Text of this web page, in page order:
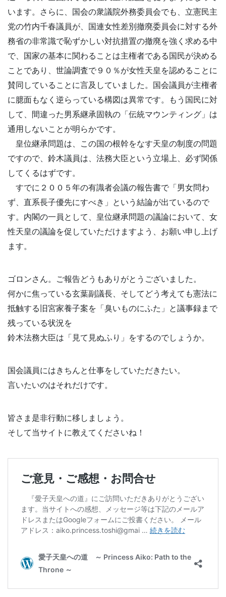
います。さらに、国会の衆議院外務委員会でも、立憲民主
党の竹内千春議員が、国連女性差別撤廃委員会に対する外
務省の非常識で恥ずかしい対抗措置の撤廃を強く求める中
で、国家の基本に関わることは主権者である国民が決める
ことであり、世論調査で９０％が女性天皇を認めることに
賛同していることに言及していました。国会議員が主権者
に臆面もなく逆らっている構図は異常です。もう国民に対
して、間違った男系継承固執の「伝統マウンティング」は
通用しないことが明らかです。
皇位継承問題は、この国の根幹をなす天皇の制度の問題
ですので、鈴木議員は、法務大臣という立場上、必ず関係
してくるはずです。
すでに２００５年の有識者会議の報告書で「男女問わ
ず、直系長子優先にすべき」という結論が出ているので
す。内閣の一員として、皇位継承問題の議論において、女
性天皇の議論を促していただけますよう、お願い申し上げ
ます。
ゴロンさん。ご報告どうもありがとうございました。
何かに焦っている玄葉副議長、そしてどう考えても憲法に
抵触する旧宮家養子案を「臭いものにふた」と議事録まで
残っている状況を
鈴木法務大臣は「見て見ぬふり」をするのでしょうか。
国会議員にはきちんと仕事をしていただきたい。
言いたいのはそれだけです。
皆さま是非行動に移しましょう。
そして当サイトに教えてくださいね！